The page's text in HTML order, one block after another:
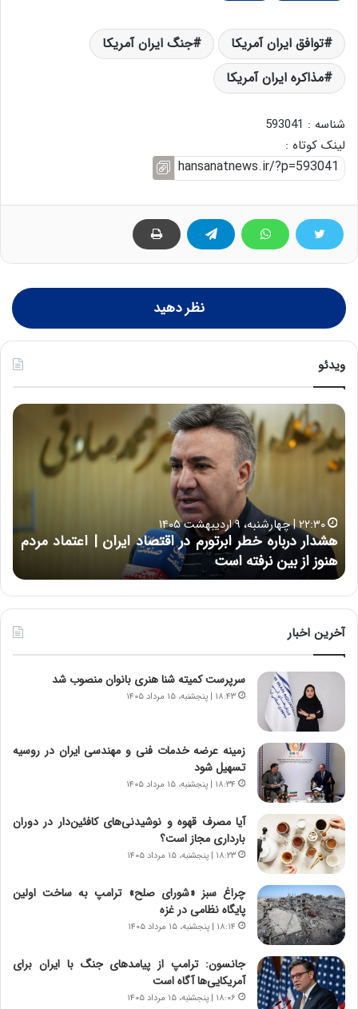
توافق ایران آمریکا
جنگ ایران آمریکا
مذاکره ایران آمریکا
شناسه : 593041
لینک کوتاه :
نظر دهید
ویدئو
| اعتماد مردم
خ
س
ا
ر
ت
ب
ه
ب
خ
ش‌
ه
ا
ی
س
ا
م
ا
ن‌
ا
ی
ا
ق
ا
ی
ا
ن
د
۱۶:۵۰ | چهارشنبه، ۱۲ فروردین ۱۴۰۵
خسارت به بخش‌هایی از ساختمان‌های
حمله آمریکایی – صهیونی | دبیرکل اتاق
از شنبه ۱۵ فروردین فعال است
آخرین اخبار
سرپرست کمیته شنا هنری بانوان منصوب شد
۱۸:۴۳ | پنجشنبه، ۱۵ مرداد ۱۴۰۵
زمینه عرضه خدمات فنی و مهندسی ایران در روسیه
تسهیل شود
۱۸:۳۴ | پنجشنبه، ۱۵ مرداد ۱۴۰۵
آیا مصرف قهوه و نوشیدنی‌های کافئین‌دار در دوران
بارداری مجاز است؟
۱۸:۲۳ | پنجشنبه، ۱۵ مرداد ۱۴۰۵
چراغ سبز «شورای صلح» ترامپ به ساخت اولین
پایگاه نظامی در غزه
۱۸:۱۴ | پنجشنبه، ۱۵ مرداد ۱۴۰۵
جانسون: ترامپ از پیامدهای جنگ با ایران برای
آمریکایی‌ها آگاه است
۱۸:۰۶ | پنجشنبه، ۱۵ مرداد ۱۴۰۵